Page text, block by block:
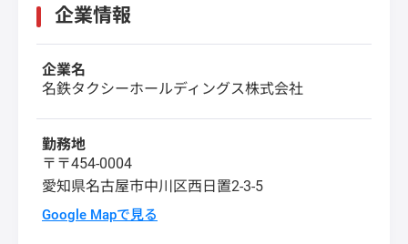
企業情報
企業名
名鉄タクシーホールディングス株式会社
勤務地
〒〒454-0004
愛知県名古屋市中川区西日置2-3-5
Google Mapで見る